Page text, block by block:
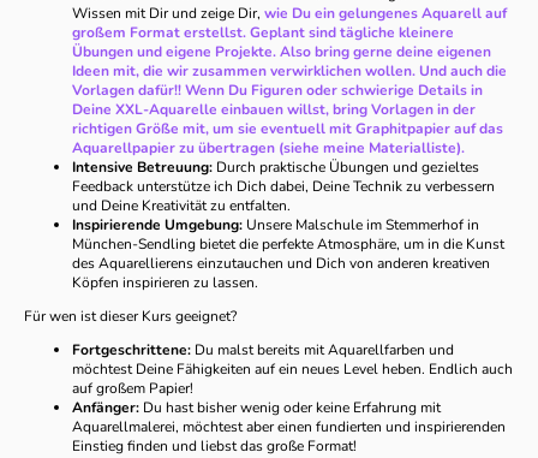
Wissen mit Dir und zeige Dir, wie Du ein gelungenes Aquarell auf
großem Format erstellst. Geplant sind tägliche kleinere
Übungen und eigene Projekte. Also bring gerne deine eigenen
Ideen mit, die wir zusammen verwirklichen wollen. Und auch die
Vorlagen dafür!! Wenn Du Figuren oder schwierige Details in
Deine XXL-Aquarelle einbauen willst, bring Vorlagen in der
richtigen Größe mit, um sie eventuell mit Graphitpapier auf das
Aquarellpapier zu übertragen (siehe meine Materialliste).
Intensive Betreuung: Durch praktische Übungen und gezieltes
Feedback unterstütze ich Dich dabei, Deine Technik zu verbessern
und Deine Kreativität zu entfalten.
Inspirierende Umgebung: Unsere Malschule im Stemmerhof in
München-Sendling bietet die perfekte Atmosphäre, um in die Kunst
des Aquarellierens einzutauchen und Dich von anderen kreativen
Köpfen inspirieren zu lassen.
Für wen ist dieser Kurs geeignet?
Fortgeschrittene: Du malst bereits mit Aquarellfarben und
möchtest Deine Fähigkeiten auf ein neues Level heben. Endlich auch
auf großem Papier!
Anfänger: Du hast bisher wenig oder keine Erfahrung mit
Aquarellmalerei, möchtest aber einen fundierten und inspirierenden
Einstieg finden und liebst das große Format!